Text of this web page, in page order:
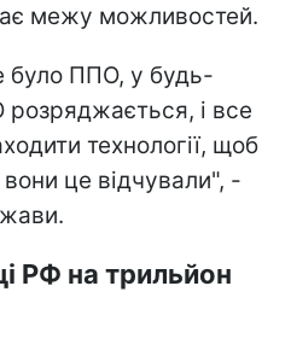
межу можливостей.
було ППО, у будь-
і все
технології, щоб
це відчували", -
РФ на трильйон